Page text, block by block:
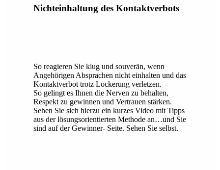
Nichteinhaltung des Kontaktverbots
So reagieren Sie klug und souverän, wenn
Angehörigen Absprachen nicht einhalten und das
Kontaktverbot trotz Lockerung verletzen.
So gelingt es Ihnen die Nerven zu behalten,
Respekt zu gewinnen und Vertrauen stärken.
Sehen Sie sich hierzu ein kurzes Video mit Tipps
aus der lösungsorientierten Methode an…und Sie
sind auf der Gewinner- Seite. Sehen Sie selbst.